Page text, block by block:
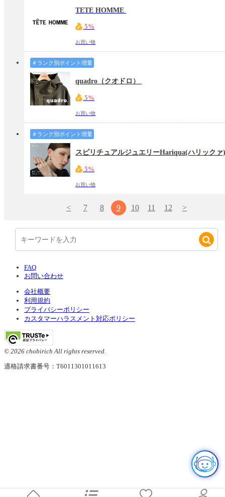
TETE HOMME
5%
お買い物
＃ランク別ポイント増量
quadro（クオドロ）
5%
お買い物
＃ランク別ポイント増量
スピリチュアルジュエリーHariqua(ハリック
5%
お買い物
< 7 8 9 10 11 12 >
FAQ
お問い合わせ
会社概要
利用規約
プライバシーポリシー
カスタマーハラスメント対応ポリシー
© 2026 chobirich All rights reserved.
適格請求書番号：T6011301011613